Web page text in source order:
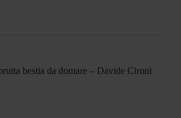
bestia da domare – Davide Cironi